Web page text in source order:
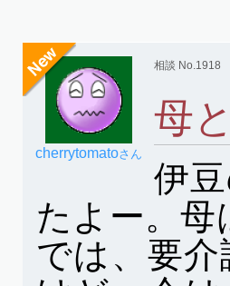
cherrytomatoさん
相談 No.1918
母
伊
たよー。母
では、要